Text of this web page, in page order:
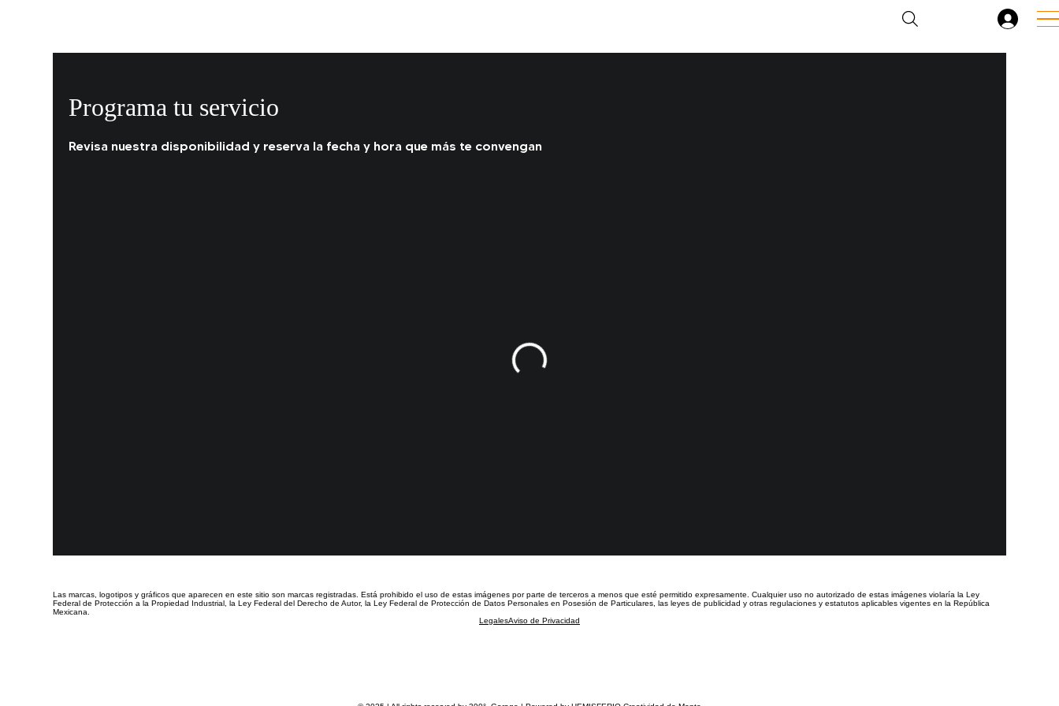
Programa tu servicio
Revisa nuestra disponibilidad y reserva la fecha y hora que más te convengan
Las marcas, logotipos y gráficos que aparecen en este sitio son marcas registradas. Está prohibido el uso de estas imágenes por parte de terceros a menos que esté permitido expresamente. Cualquier uso no autorizado de estas imágenes violaría la Ley
Federal de Protección a la Propiedad Industrial, la Ley Federal del Derecho de Autor, la Ley Federal de Protección de Datos Personales en Posesión de Particulares, las leyes de publicidad y otras regulaciones y estatutos aplicables vigentes en la República
Mexicana.
LegalesAviso de Privacidad